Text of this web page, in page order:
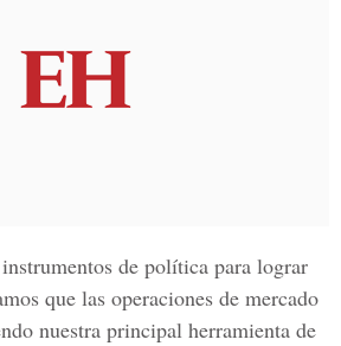
de política para lograr
que las operaciones de mercado
nuestra principal herramienta de